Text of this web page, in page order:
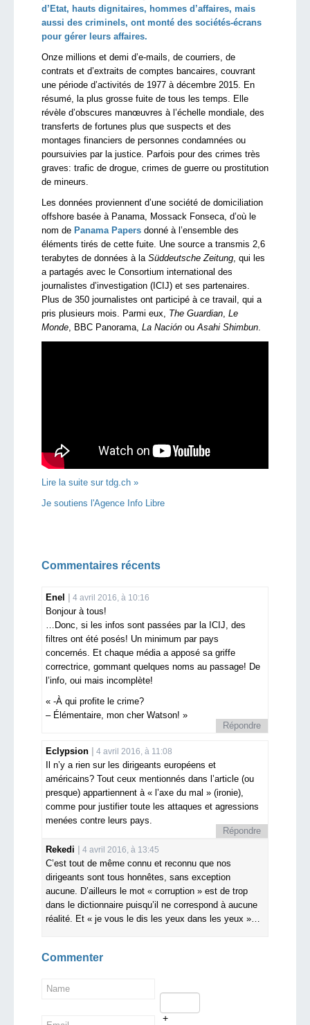
d’Etat, hauts dignitaires, hommes d’affaires, mais
aussi des criminels, ont monté des sociétés-écrans
pour gérer leurs affaires.
Onze millions et demi d’e-mails, de courriers, de
contrats et d’extraits de comptes bancaires, couvrant
une période d’activités de 1977 à décembre 2015. En
résumé, la plus grosse fuite de tous les temps. Elle
révèle d’obscures manœuvres à l’échelle mondiale, des
transferts de fortunes plus que suspects et des
montages financiers de personnes condamnées ou
poursuivies par la justice. Parfois pour des crimes très
graves: trafic de drogue, crimes de guerre ou prostitution
de mineurs.
Les données proviennent d’une société de domiciliation
offshore basée à Panama, Mossack Fonseca, d’où le
nom de Panama Papers donné à l’ensemble des
éléments tirés de cette fuite. Une source a transmis 2,6
terabytes de données à la Süddeutsche Zeitung , qui les
a partagés avec le Consortium international des
journalistes d’investigation (ICIJ) et ses partenaires.
Plus de 350 journalistes ont participé à ce travail, qui a
pris plusieurs mois. Parmi eux, The Guardian Le
Monde , BBC Panorama, La Nación ou Asahi Shimbun
Lire la suite sur tdg.ch »
Je soutiens l'Agence Info Libre
Commentaires récents
Enel 4 avril 2016, à 10:16
Bonjour à tous!
…Donc, si les infos sont passées par la ICIJ, des
filtres ont été posés! Un minimum par pays
concernés. Et chaque média a apposé sa griffe
correctrice, gommant quelques noms au passage! De
l’info, oui mais incomplète!
« -À qui profite le crime?
– Élémentaire, mon cher Watson! »
Répondre
Eclypsion 4 avril 2016, à 11:08
Il n’y a rien sur les dirigeants européens et
américains? Tout ceux mentionnés dans l’article (ou
presque) appartiennent à « l’axe du mal » (ironie),
comme pour justifier toute les attaques et agressions
menées contre leurs pays.
Répondre
Rekedi
4 avril 2016, à 13:45
C’est tout de même connu et reconnu que nos
dirigeants sont tous honnêtes, sans exception
aucune. D’ailleurs le mot « corruption » est de trop
dans le dictionnaire puisqu’il ne correspond à aucune
réalité. Et « je vous le dis les yeux dans les yeux »…
Commenter
+